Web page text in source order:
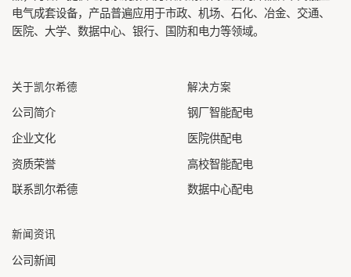
电气成套设备，产品普遍应用于市政、机场、石化、冶金、交通、
医院、大学、数据中心、银行、国防和电力等领域。
关于凯尔希德
公司简介
企业文化
资质荣誉
联系凯尔希德
解决方案
钢厂智能配电
医院供配电
高校智能配电
数据中心配电
新闻资讯
公司新闻